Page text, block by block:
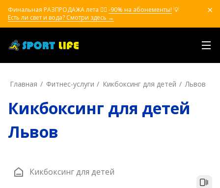
Финальная РАЗПРОДАЖА лета ❤️‍🔥 -90% на абонементы! 💡
Есть ли свет и вода? Смотри здесь →
Главная Фитнес-услуги Кикбоксинг для детей Львов
Кикбоксинг для детей
Львов
Кикбоксинг для детей